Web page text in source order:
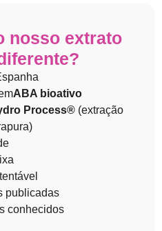
nosso extrato
ABA bioativo
Process® (extração
publicadas
conhecidos